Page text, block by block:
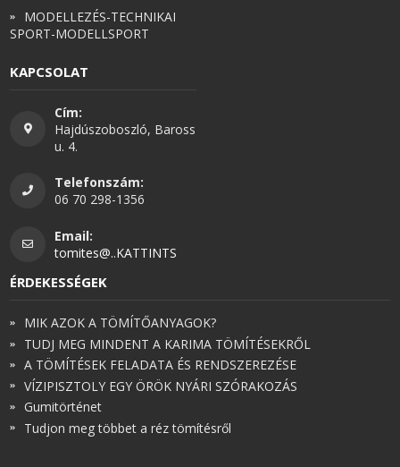
MODELLEZÉS-TECHNIKAI
SPORT-MODELLSPORT
KAPCSOLAT
Cím:
Hajdúszoboszló, Baross
u. 4.
Telefonszám:
06 70 298-1356
Email:
tomites@..KATTINTS
ÉRDEKESSÉGEK
MIK AZOK A TÖMÍTŐANYAGOK?
TUDJ MEG MINDENT A KARIMA TÖMÍTÉSEKRŐL
A TÖMÍTÉSEK FELADATA ÉS RENDSZEREZÉSE
VÍZIPISZTOLY EGY ÖRÖK NYÁRI SZÓRAKOZÁS
Gumitörténet
Tudjon meg többet a réz tömítésről